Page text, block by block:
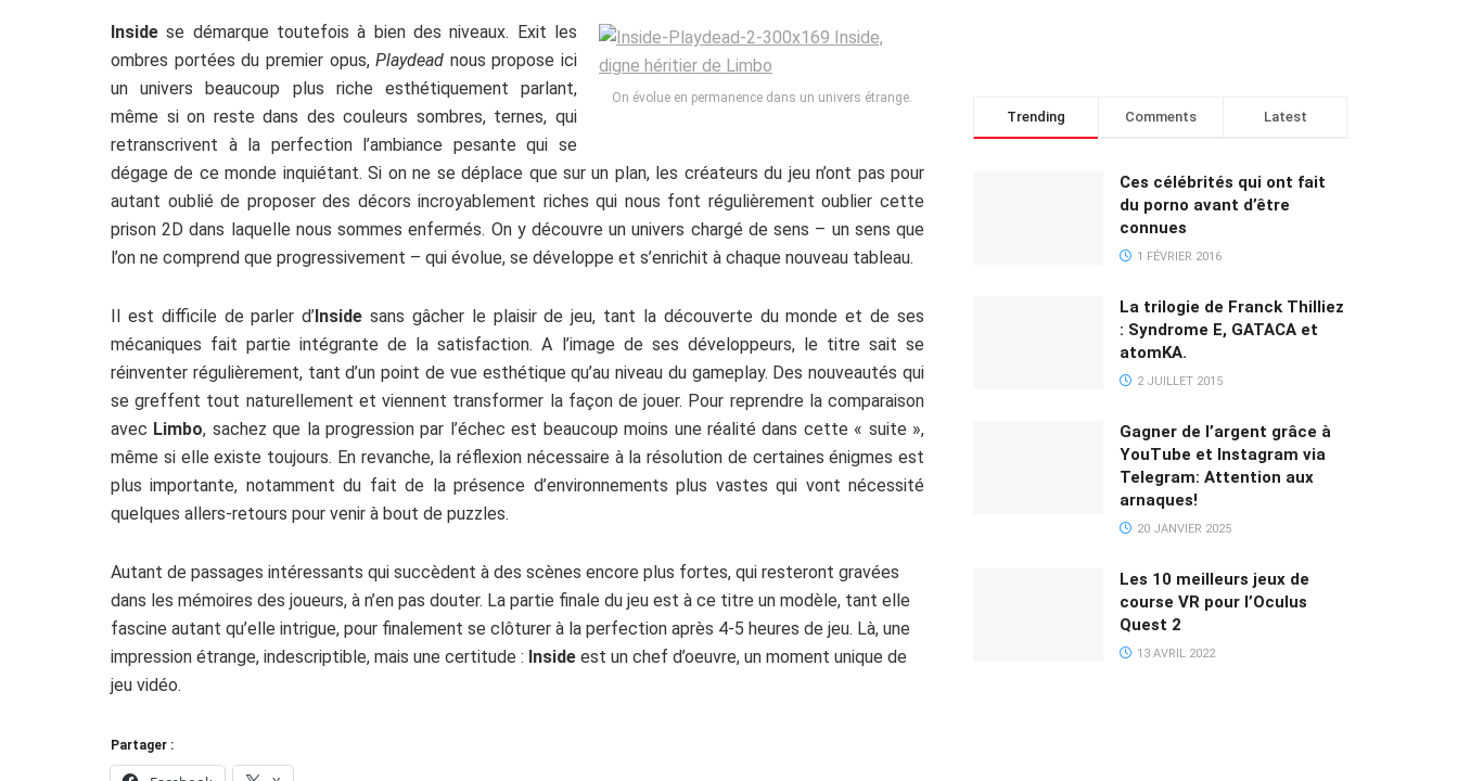
On évolue en permanence dans un univers étrange.
Insidese démarque toutefois à bien des niveaux. Exit les
ombres portées du premier opus,Playdead nous propose ici
un univers beaucoup plus riche esthétiquement parlant,
même si on reste dans des couleurs sombres, ternes, qui
retranscrivent à la perfection l’ambiance pesante qui se
dégage de ce monde inquiétant. Si on ne se déplace que sur un plan, les créateurs du jeu n’ont pas pour
autant oublié de proposer des décors incroyablement riches qui nous font régulièrement oublier cette
prison 2D dans laquelle nous sommes enfermés. On y découvre un univers chargé de sens – un sens que
l’on ne comprend que progressivement – qui évolue, se développe et s’enrichit à chaque nouveau tableau.
Il est difficile de parler d’Insidesans gâcher le plaisir de jeu, tant la découverte du monde et de ses
mécaniques fait partie intégrante de la satisfaction. A l’image de ses développeurs, le titre sait se
réinventer régulièrement, tant d’un point de vue esthétique qu’au niveau du gameplay. Des nouveautés qui
se greffent tout naturellement et viennent transformer la façon de jouer. Pour reprendre la comparaison
avec Limbo, sachez que la progression par l’échec est beaucoup moins une réalité dans cette « suite »,
même si elle existe toujours. En revanche, la réflexion nécessaire à la résolution de certaines énigmes est
plus importante, notamment du fait de la présence d’environnements plus vastes qui vont nécessité
quelques allers-retours pour venir à bout de puzzles.
Autant de passages intéressants qui succèdent à des scènes encore plus fortes, qui resteront gravées
dans les mémoires des joueurs, à n’en pas douter. La partie finale du jeu est à ce titre un modèle, tant elle
fascine autant qu’elle intrigue, pour finalement se clôturer à la perfection après 4-5 heures de jeu. Là, une
impression étrange, indescriptible, mais une certitude : Inside est un chef d’oeuvre, un moment unique de
jeu vidéo.
Partager :
Trending Comments Latest
Ces célébrités qui ont fait
du porno avant d’être
connues
1 FÉVRIER 2016
La trilogie de Franck Thilliez
: Syndrome E, GATACA et
atomKA.
2 JUILLET 2015
Gagner de l’argent grâce à
YouTube et Instagram via
Telegram: Attention aux
arnaques!
20 JANVIER 2025
Les 10 meilleurs jeux de
course VR pour l’Oculus
Quest 2
13 AVRIL 2022